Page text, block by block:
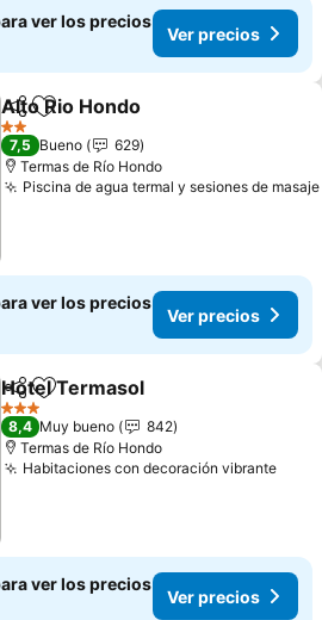
ver los precios
Ver precios
CompartirAñadir a favoritos
Alto Rio Hondo
2 Estrellas
7,5 Bueno
629
Termas de Río Hondo
Piscina de agua termal y sesiones de masaje
ver los precios
Ver precios
CompartirAñadir a favoritos
Hotel Termasol
3 Estrellas
8,4 Muy bueno
842
Termas de Río Hondo
Habitaciones con decoración vibranteVer
ver los precios
Ver precios